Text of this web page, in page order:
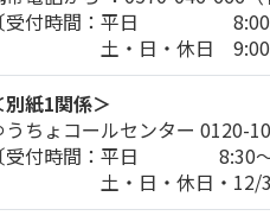
〔受付時間：平日 8:00
土・日・休日 9:00～
別紙1関係＞
うちょコールセンター 0120-
〔受付時間：平日 8:30～
土・日・休日・12/31